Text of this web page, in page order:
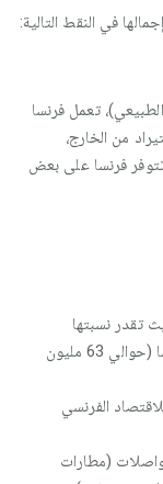
في النقط التالية:
الطبيعي)، تعمل فرنسا
من الخارج،
تتوفر فرنسا على بعض
تقدر نسبتها
بأكثر من %50 في مجموع تعداد سكان فرنسا (حوالي 63 مليون
الفرنسي
(مطارات